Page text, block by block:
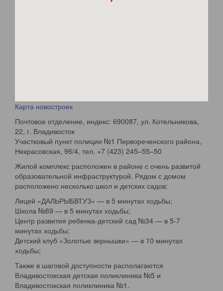
Карта новостроек
Почтовое отделение, индекс: ​690087, ул. Котельникова,
22, г. Владивосток
Участковый пункт полиции №1 Первореченского района,
Некрасовская, 96/4, тел. +7 (423) 245‒55‒50
Жилой комплекс расположен в районе с очень развитой
образовательной инфраструктурой. Рядом с домом
расположено несколько школ и детских садов:
Лицей «ДАЛЬРЫБВТУЗ» — в 5 минутах ходьбы;
Школа №69 — в 5 минутах ходьбы;
Центр развития ребенка-детский сад №34 — в 5-7
минутах ходьбы;
Детский клуб «Золотые зернышки» — в 10 минутах
ходьбы;
Также в шаговой доступности располагаются
Владивостокская детская поликлиника №5 и
Владивостокская поликлиника №1.